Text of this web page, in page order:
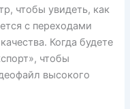
чтобы увидеть, как
с переходами
Когда будете
чтобы
высокого